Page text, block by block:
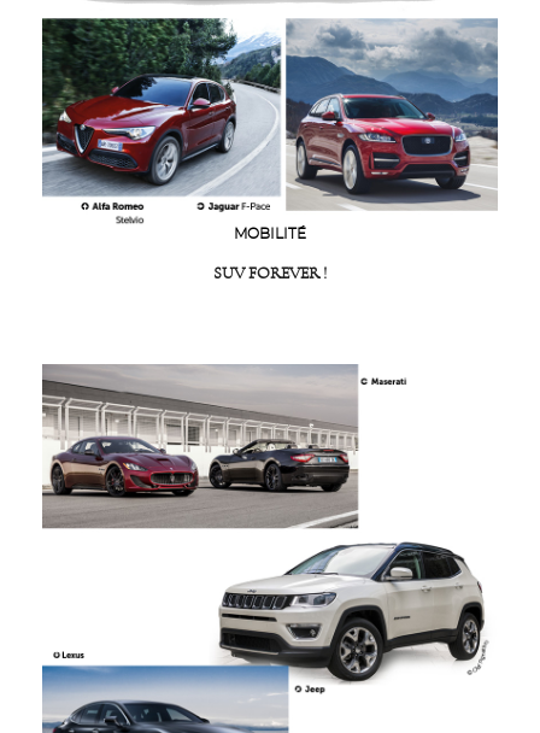
MOBILITÉ
SUV FOREVER !